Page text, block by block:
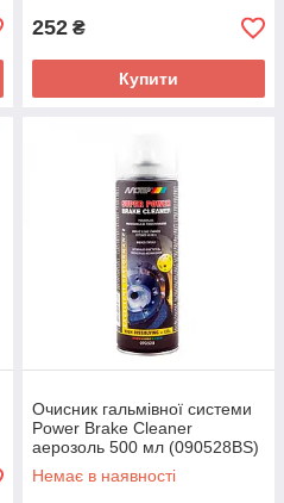
252 ₴
Купити
Очисник гальмівної системи
Power Brake Cleaner
аерозоль 500 мл (090528BS)
Motip
Немає в наявності